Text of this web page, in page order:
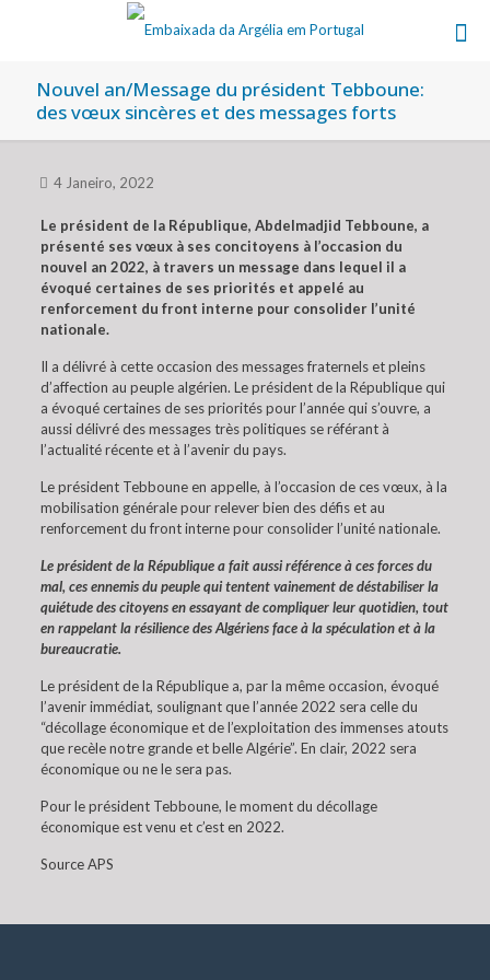
Nouvel an/Message du président Tebboune:
des vœux sincères et des messages forts
4 Janeiro, 2022
Le président de la République, Abdelmadjid Tebboune, a
présenté ses vœux à ses concitoyens à l’occasion du
nouvel an 2022, à travers un message dans lequel il a
évoqué certaines de ses priorités et appelé au
renforcement du front interne pour consolider l’unité
nationale.
Il a délivré à cette occasion des messages fraternels et pleins
d’affection au peuple algérien. Le président de la République qui
a évoqué certaines de ses priorités pour l’année qui s’ouvre, a
aussi délivré des messages très politiques se référant à
l’actualité récente et à l’avenir du pays.
Le président Tebboune en appelle, à l’occasion de ces vœux, à la
mobilisation générale pour relever bien des défis et au
renforcement du front interne pour consolider l’unité nationale.
Le président de la République a fait aussi référence à ces forces du
mal, ces ennemis du peuple qui tentent vainement de déstabiliser la
quiétude des citoyens en essayant de compliquer leur quotidien, tout
en rappelant la résilience des Algériens face à la spéculation et à la
bureaucratie.
Le président de la République a, par la même occasion, évoqué
l’avenir immédiat, soulignant que l’année 2022 sera celle du
“décollage économique et de l’exploitation des immenses atouts
que recèle notre grande et belle Algérie”. En clair, 2022 sera
économique ou ne le sera pas.
Pour le président Tebboune, le moment du décollage
économique est venu et c’est en 2022.
Source APS